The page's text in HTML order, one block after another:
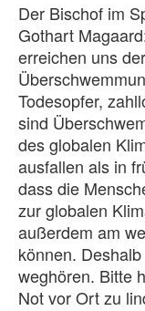
Der Bischof im
Gothart
erreichen uns
Todesopfer,
sind
des globalen
ausfallen als in
dass die
zur globalen
außerdem am
können.
weghören. Bitte
Not vor Ort zu